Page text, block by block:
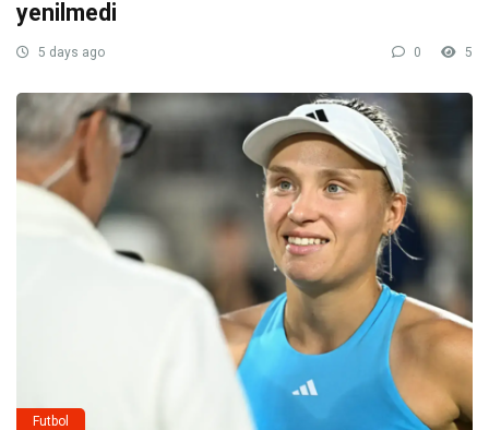
yenilmedi
5 days ago 0 5
Futbol